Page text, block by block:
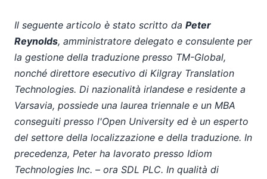
Il seguente articolo è stato scritto da Peter
Reynolds, amministratore delegato e consulente per
la gestione della traduzione presso TM-Global,
nonché direttore esecutivo di Kilgray Translation
Technologies. Di nazionalità irlandese e residente a
Varsavia, possiede una laurea triennale e un MBA
conseguiti presso l'Open University ed è un esperto
del settore della localizzazione e della traduzione. In
precedenza, Peter ha lavorato presso Idiom
Technologies Inc. – ora SDL PLC. In qualità di